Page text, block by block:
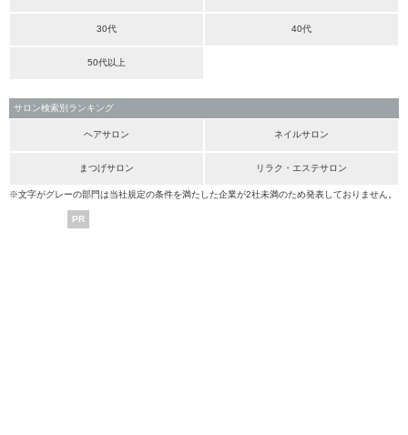
30代 40代
50代以上
サロン検索別ランキング
ヘアサロン ネイルサロン
まつげサロン リラク・エステサロン
※文字がグレーの部門は当社規定の条件を満たした企業が2社未満のため発表しておりません。
PR